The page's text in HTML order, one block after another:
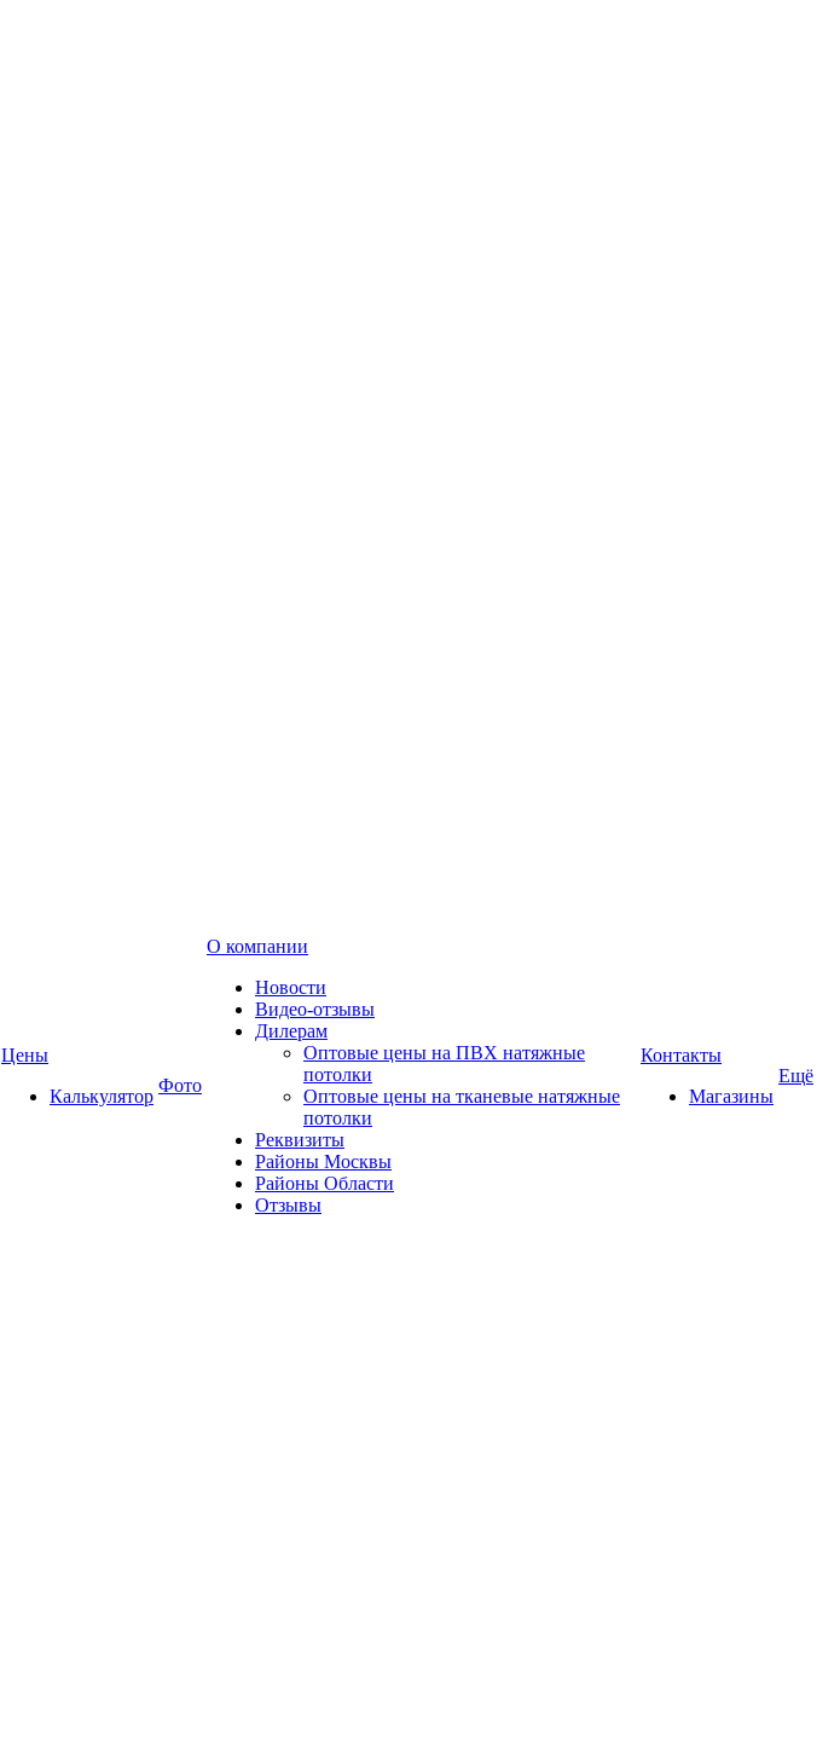
Цены
Калькулятор
Фото
О компании
Новости
Видео-отзывы
Дилерам
Оптовые цены на ПВХ натяжные
потолки
Оптовые цены на тканевые натяжные
потолки
Реквизиты
Районы Москвы
Районы Области
Отзывы
Контакты
Магазины
Ещё